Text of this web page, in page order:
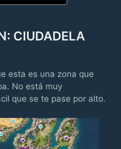
CIUDADELA
esta es una zona que
No está muy
que se te pase por alto.